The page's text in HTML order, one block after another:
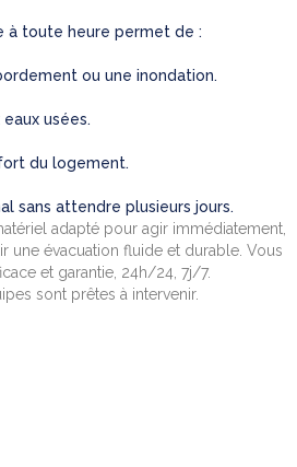
à toute heure permet de :
ou une inondation.
usées.
du logement.
sans attendre plusieurs jours.
adapté pour agir immédiatement,
une évacuation fluide et durable. Vous
et garantie, 24h/24, 7j/7.
sont prêtes à intervenir.